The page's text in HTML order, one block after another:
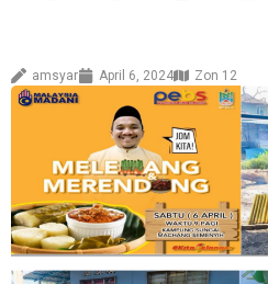
amsyar April 6, 2024 Zon 12